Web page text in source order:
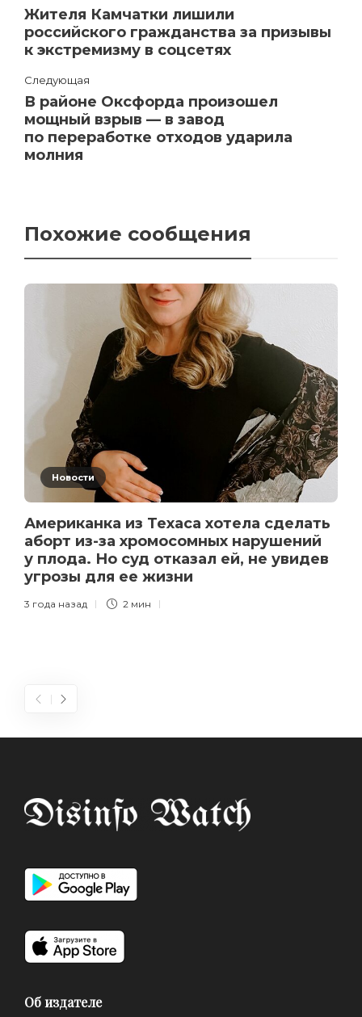
Жителя Камчатки лишили
российского гражданства за призывы
к экстремизму в соцсетях
Следующая
В районе Оксфорда произошел
мощный взрыв — в завод
по переработке отходов ударила
молния
Похожие сообщения
Новости
Американка из Техаса хотела сделать
аборт из-за хромосомных нарушений
у плода. Но суд отказал ей, не увидев
угрозы для ее жизни
3 года назад 2 мин
Об издателе